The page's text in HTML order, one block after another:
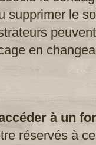
supprimer le
en
à un
réservés à